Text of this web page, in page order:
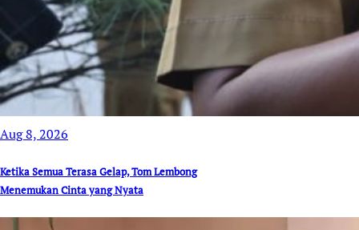
Aug 8, 2026
Ketika Semua Terasa Gelap, Tom Lembong
Menemukan Cinta yang Nyata